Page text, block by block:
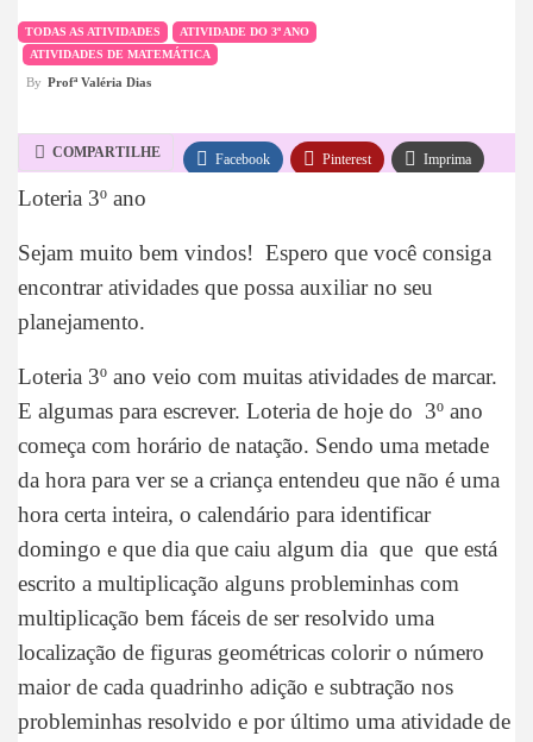
TODAS AS ATIVIDADES
ATIVIDADE DO 3º ANO
ATIVIDADES DE MATEMÁTICA
By Profª Valéria Dias
COMPARTILHE Facebook Pinterest Imprima
Loteria 3º ano
Sejam muito bem vindos! Espero que você consiga
encontrar atividades que possa auxiliar no seu
planejamento.
Loteria 3º ano veio com muitas atividades de marcar.
E algumas para escrever. Loteria de hoje do 3º ano
começa com horário de natação. Sendo uma metade
da hora para ver se a criança entendeu que não é uma
hora certa inteira, o calendário para identificar
domingo e que dia que caiu algum dia que que está
escrito a multiplicação alguns probleminhas com
multiplicação bem fáceis de ser resolvido uma
localização de figuras geométricas colorir o número
maior de cada quadrinho adição e subtração nos
probleminhas resolvido e por último uma atividade de